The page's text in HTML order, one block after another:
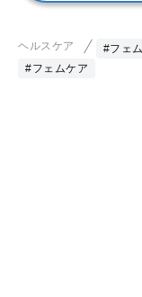
ヘルスケア #フェ
#フェムケア